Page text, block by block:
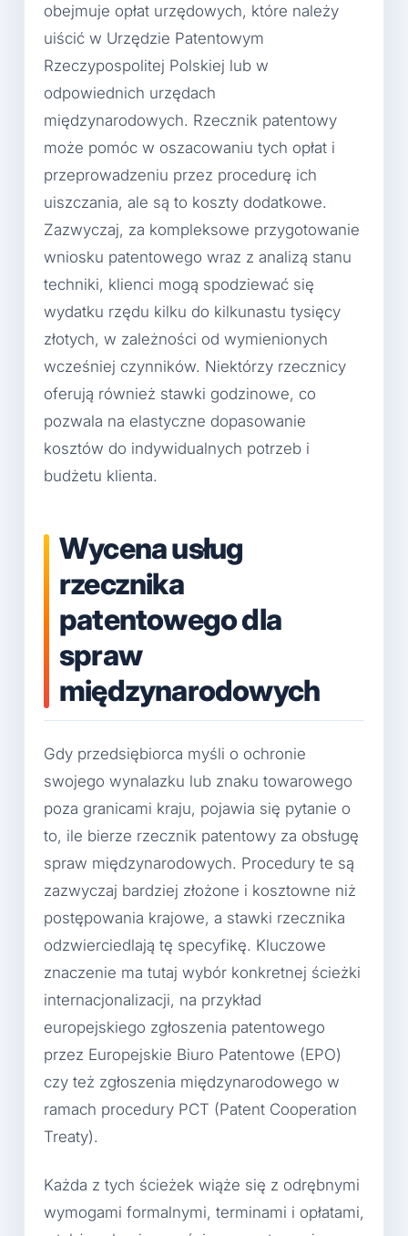
obejmuje opłat urzędowych, które należy
uiścić w Urzędzie Patentowym
Rzeczypospolitej Polskiej lub w
odpowiednich urzędach
międzynarodowych. Rzecznik patentowy
może pomóc w oszacowaniu tych opłat i
przeprowadzeniu przez procedurę ich
uiszczania, ale są to koszty dodatkowe.
Zazwyczaj, za kompleksowe przygotowanie
wniosku patentowego wraz z analizą stanu
techniki, klienci mogą spodziewać się
wydatku rzędu kilku do kilkunastu tysięcy
złotych, w zależności od wymienionych
wcześniej czynników. Niektórzy rzecznicy
oferują również stawki godzinowe, co
pozwala na elastyczne dopasowanie
kosztów do indywidualnych potrzeb i
budżetu klienta.
Wycena usług
rzecznika
patentowego dla
spraw
międzynarodowych
Gdy przedsiębiorca myśli o ochronie
swojego wynalazku lub znaku towarowego
poza granicami kraju, pojawia się pytanie o
to, ile bierze rzecznik patentowy za obsługę
spraw międzynarodowych. Procedury te są
zazwyczaj bardziej złożone i kosztowne niż
postępowania krajowe, a stawki rzecznika
odzwierciedlają tę specyfikę. Kluczowe
znaczenie ma tutaj wybór konkretnej ścieżki
internacjonalizacji, na przykład
europejskiego zgłoszenia patentowego
przez Europejskie Biuro Patentowe (EPO)
czy też zgłoszenia międzynarodowego w
ramach procedury PCT (Patent Cooperation
Treaty).
Każda z tych ścieżek wiąże się z odrębnymi
wymogami formalnymi, terminami i opłatami,